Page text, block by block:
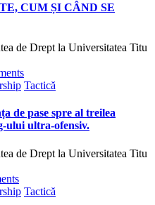
CUM ȘI CÂND SE
de Drept la Universitatea Titu
Tactică
de pase spre al treilea
ului ultra-ofensiv.
de Drept la Universitatea Titu
Tactică